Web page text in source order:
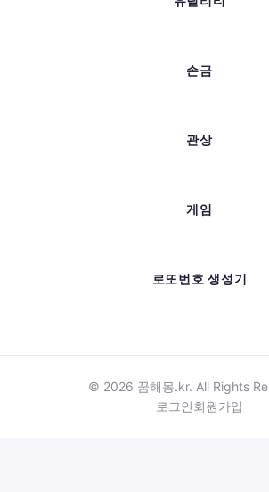
손금
관상
게임
로또번호 생성기
© 2026 꿈해몽.kr. All Rights
로그인회원가입